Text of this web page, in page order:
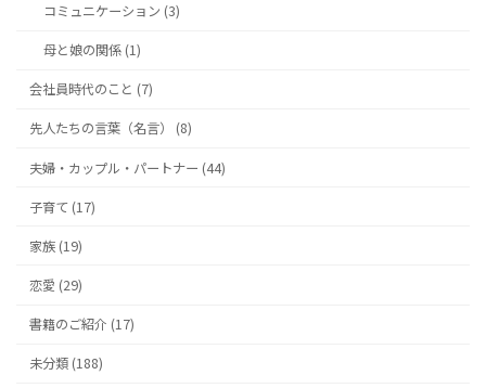
コミュニケーション (3)
母と娘の関係 (1)
会社員時代のこと (7)
先人たちの言葉（名言） (8)
夫婦・カップル・パートナー (44)
子育て (17)
家族 (19)
恋愛 (29)
書籍のご紹介 (17)
未分類 (188)